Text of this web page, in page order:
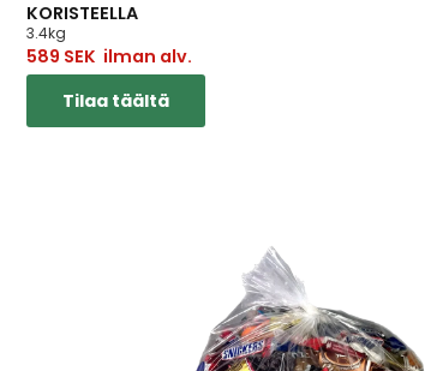
KORISTEELLA
3.4kg
589 SEK ilman alv.
Tilaa täältä